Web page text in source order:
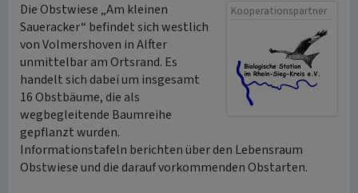
Kooperationspartner
Die Obstwiese „Am kleinen
Saueracker“ befindet sich westlich
von Volmershoven in Alfter
unmittelbar am Ortsrand. Es
handelt sich dabei um insgesamt
16 Obstbäume, die als
wegbegleitende Baumreihe
gepflanzt wurden.
Informationstafeln berichten über den Lebensraum
Obstwiese und die darauf vorkommenden Obstarten.